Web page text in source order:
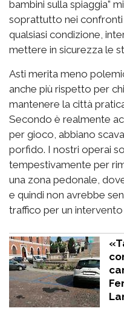
bambini sulla spiaggia”
soprattutto nei
qualsiasi condizione,
mettere in sicurezza le
Asti merita meno
anche più rispetto per
mantenere la città
Secondo è realmente
per gioco, abbiano
porfido. I nostri operai
tempestivamente per
una zona pedonale,
e quindi non avrebbe
traffico per un